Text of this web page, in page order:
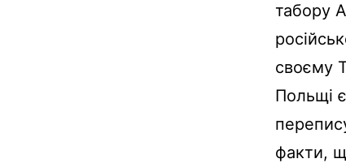
табору
своєму
Польщі
факти,